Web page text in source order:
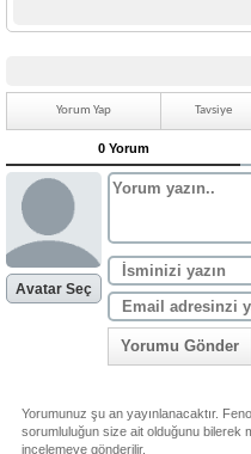
Yorum Yap Tavsiye
0 Yorum
Avatar Seç
Yorumu Gönder
Yorumunuz şu an yayınlanacaktır.
sorumluluğun size ait olduğunu bilerek
incelemeye gönderilir.